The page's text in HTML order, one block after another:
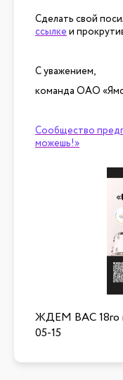
Сделать свой
ссылкеи
С уважением,
команда ОАО
Сообщество
можешь!»
ЖДЕМ ВАС 18го
05-15